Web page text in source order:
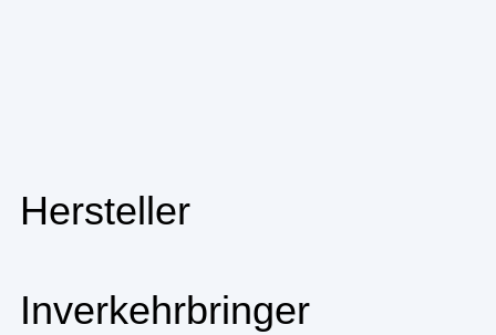
Hersteller
Inverkehrbringer